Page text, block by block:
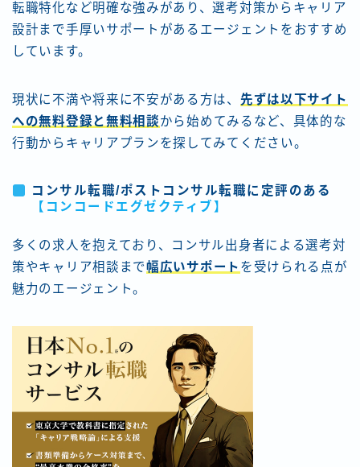
転職特化など明確な強みがあり、選考対策からキャリア
設計まで手厚いサポートがあるエージェントをおすすめ
しています。
現状に不満や将来に不安がある方は、 先ずは以下サイト
への無料登録と無料相談から始めてみるなど、具体的な
行動からキャリアプランを探してみてください。
コンサル転職/ポストコンサル転職に定評のある
【コンコードエグゼクティブ 】
多くの求人を抱えており、コンサル出身者による選考対
策やキャリア相談まで幅広いサポート を受けられる点が
魅力のエージェント。